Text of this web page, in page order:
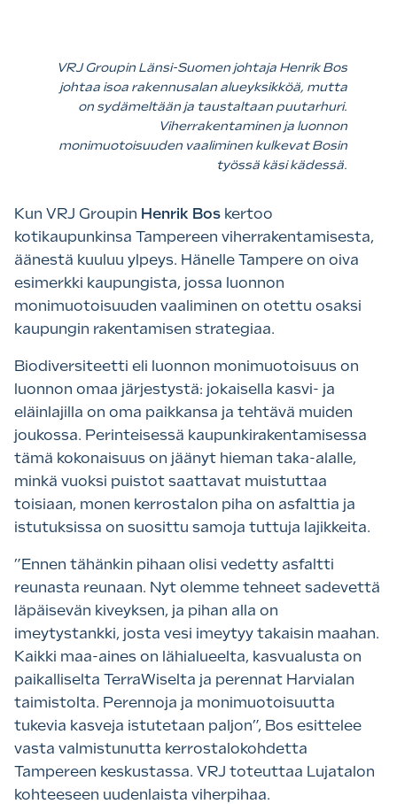
VRJ Groupin Länsi-Suomen johtaja Henrik Bos
johtaa isoa rakennusalan alueyksikköä, mutta
on sydämeltään ja taustaltaan puutarhuri.
Viherrakentaminen ja luonnon
monimuotoisuuden vaaliminen kulkevat Bosin
työssä käsi kädessä.
Kun VRJ Groupin Henrik Bos kertoo
kotikaupunkinsa Tampereen viherrakentamisesta,
äänestä kuuluu ylpeys. Hänelle Tampere on oiva
esimerkki kaupungista, jossa luonnon
monimuotoisuuden vaaliminen on otettu osaksi
kaupungin rakentamisen strategiaa.
Biodiversiteetti eli luonnon monimuotoisuus on
luonnon omaa järjestystä: jokaisella kasvi- ja
eläinlajilla on oma paikkansa ja tehtävä muiden
joukossa. Perinteisessä kaupunkirakentamisessa
tämä kokonaisuus on jäänyt hieman taka-alalle,
minkä vuoksi puistot saattavat muistuttaa
toisiaan, monen kerrostalon piha on asfalttia ja
istutuksissa on suosittu samoja tuttuja lajikkeita.
”Ennen tähänkin pihaan olisi vedetty asfaltti
reunasta reunaan. Nyt olemme tehneet sadevettä
läpäisevän kiveyksen, ja pihan alla on
imeytystankki, josta vesi imeytyy takaisin maahan.
Kaikki maa-aines on lähialueelta, kasvualusta on
paikalliselta TerraWiselta ja perennat Harvialan
taimistolta. Perennoja ja monimuotoisuutta
tukevia kasveja istutetaan paljon”, Bos esittelee
vasta valmistunutta kerrostalokohdetta
Tampereen keskustassa. VRJ toteuttaa Lujatalon
kohteeseen uudenlaista viherpihaa.